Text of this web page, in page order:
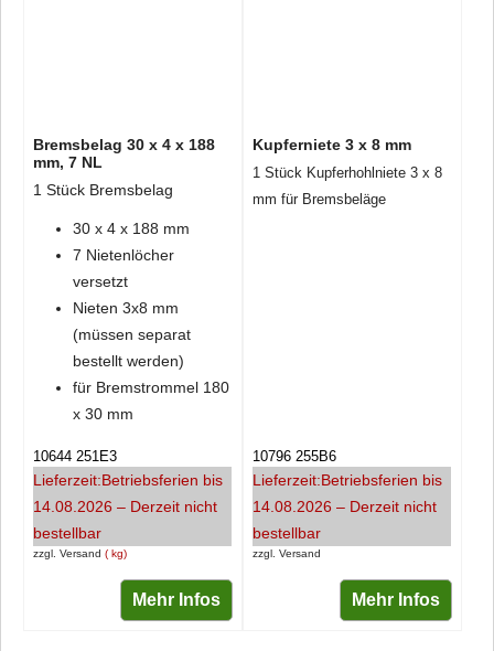
Bremsbelag 30 x 4 x 188
mm, 7 NL
1 Stück Bremsbelag
30 x 4 x 188 mm
7 Nietenlöcher
versetzt
Nieten 3x8 mm
(müssen separat
bestellt werden)
für Bremstrommel 180
x 30 mm
zzgl. Versand kg
10644 251E3
Lieferzeit:Betriebsferien bis
14.08.2026 – Derzeit nicht
bestellbar
Mehr Infos
Kupferniete 3 x 8 mm
1 Stück Kupferhohlniete 3 x 8
mm für Bremsbeläge
zzgl. Versand
10796 255B6
Lieferzeit:Betriebsferien bis
14.08.2026 – Derzeit nicht
bestellbar
Mehr Infos